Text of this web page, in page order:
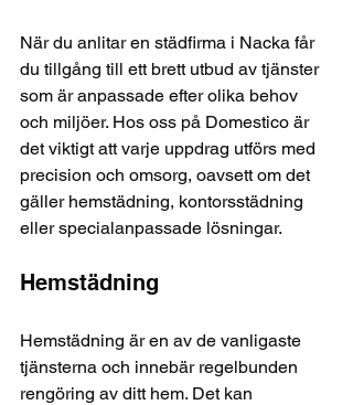
När du anlitar en städfirma i Nacka får
du tillgång till ett brett utbud av tjänster
som är anpassade efter olika behov
och miljöer. Hos oss på Domestico är
det viktigt att varje uppdrag utförs med
precision och omsorg, oavsett om det
gäller hemstädning, kontorsstädning
eller specialanpassade lösningar.
Hemstädning
Hemstädning är en av de vanligaste
tjänsterna och innebär regelbunden
rengöring av ditt hem. Det kan